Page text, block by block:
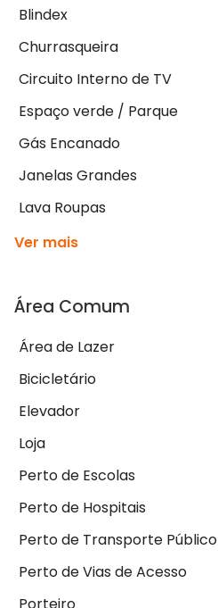
Blindex
Churrasqueira
Circuito Interno de TV
Espaço verde / Parque
Gás Encanado
Janelas Grandes
Lava Roupas
Ver mais
Área Comum
Área de Lazer
Bicicletário
Elevador
Loja
Perto de Escolas
Perto de Hospitais
Perto de Transporte Público
Perto de Vias de Acesso